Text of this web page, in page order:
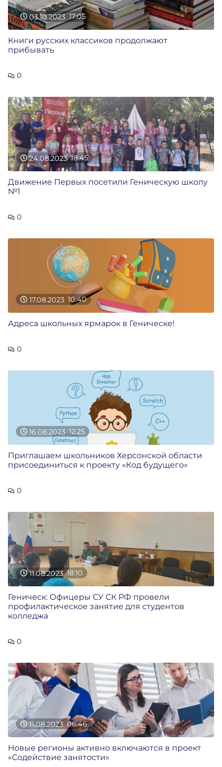
03.10.2023 17:05
Книги русских классиков продолжают
прибывать
0
24.08.2023 18:45
Движение Первых посетили Геническую школу
№1
0
17.08.2023 10:40
Адреса школьных ярмарок в Геническе!
0
16.08.2023 12:25
Приглашаем школьников Херсонской области
присоединиться к проекту «Код будущего»
0
11.08.2023 18:10
Геническ: Офицеры СУ СК РФ провели
профилактическое занятие для студентов
колледжа
0
11.08.2023 06:46
Новые регионы активно включаются в проект
«Содействие занятости»